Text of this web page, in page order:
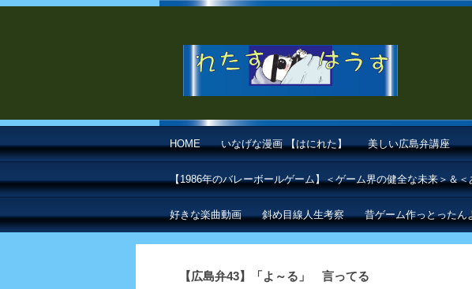
HOME いなげな漫画 【はにれた】 美しい広島弁講座
【1986年のバレーボールゲーム】＜ゲーム界の健全な未来＞＆
好きな楽曲動画 斜め目線人生考察 昔ゲーム作っとったん
【広島弁43】「よ～る」 言ってる